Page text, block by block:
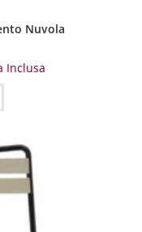
Nuvola
Inclusa